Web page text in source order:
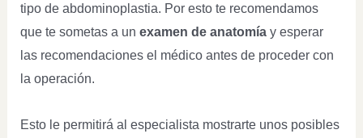
tipo de abdominoplastia. Por esto te recomendamos
que te sometas a un examen de anatomíay esperar
las recomendaciones el médico antes de proceder con
la operación.
Esto le permitirá al especialista mostrarte unos posibles